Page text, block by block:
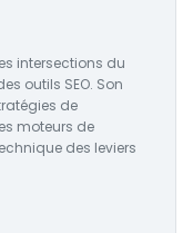
intersections du
outils SEO. Son
de
moteurs de
des leviers